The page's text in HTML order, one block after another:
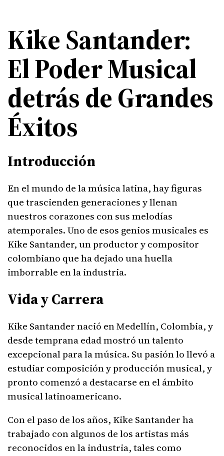
Kike Santander:
El Poder Musical
detrás de Grandes
Éxitos
Introducción
En el mundo de la música latina, hay figuras
que trascienden generaciones y llenan
nuestros corazones con sus melodías
atemporales. Uno de esos genios musicales es
Kike Santander, un productor y compositor
colombiano que ha dejado una huella
imborrable en la industria.
Vida y Carrera
Kike Santander nació en Medellín, Colombia, y
desde temprana edad mostró un talento
excepcional para la música. Su pasión lo llevó a
estudiar composición y producción musical, y
pronto comenzó a destacarse en el ámbito
musical latinoamericano.
Con el paso de los años, Kike Santander ha
trabajado con algunos de los artistas más
reconocidos en la industria, tales como